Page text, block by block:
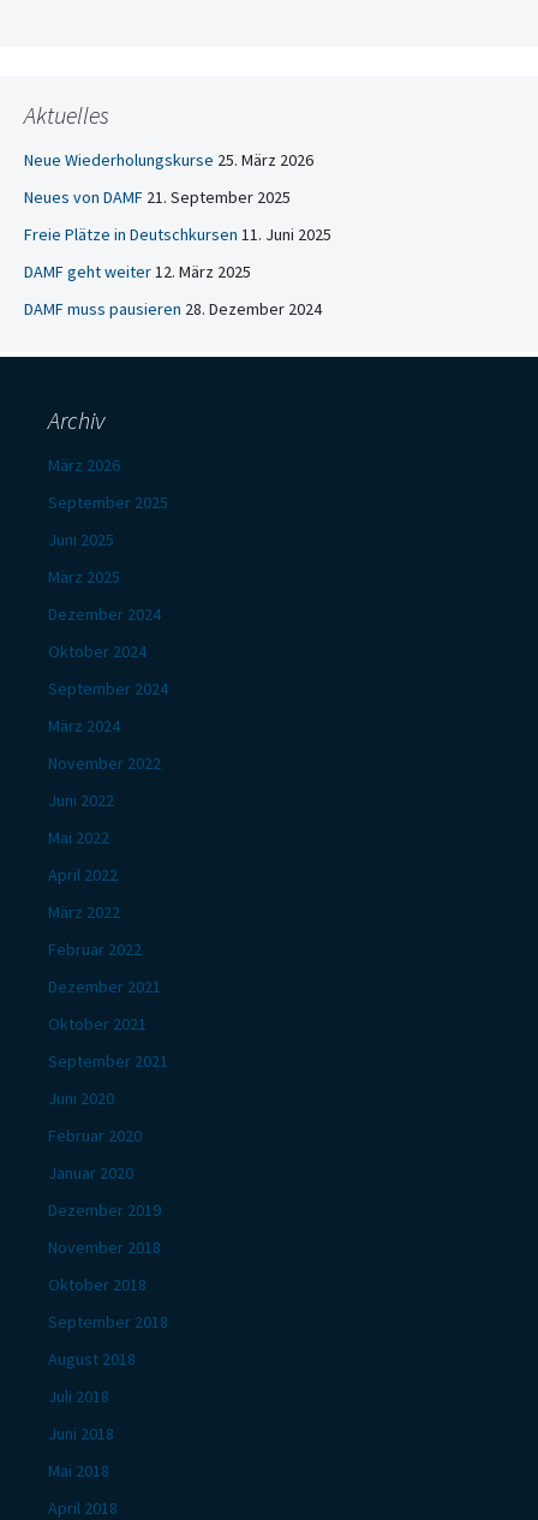
Aktuelles
Neue Wiederholungskurse 25. März 2026
Neues von DAMF 21. September 2025
Freie Plätze in Deutschkursen 11. Juni 2025
DAMF geht weiter12. März 2025
DAMF muss pausieren 28. Dezember 2024
Archiv
März 2026
September 2025
Juni 2025
März 2025
Dezember 2024
Oktober 2024
September 2024
März 2024
November 2022
Juni 2022
Mai 2022
April 2022
März 2022
Februar 2022
Dezember 2021
Oktober 2021
September 2021
Juni 2020
Februar 2020
Januar 2020
Dezember 2019
November 2018
Oktober 2018
September 2018
August 2018
Juli 2018
Juni 2018
Mai 2018
April 2018